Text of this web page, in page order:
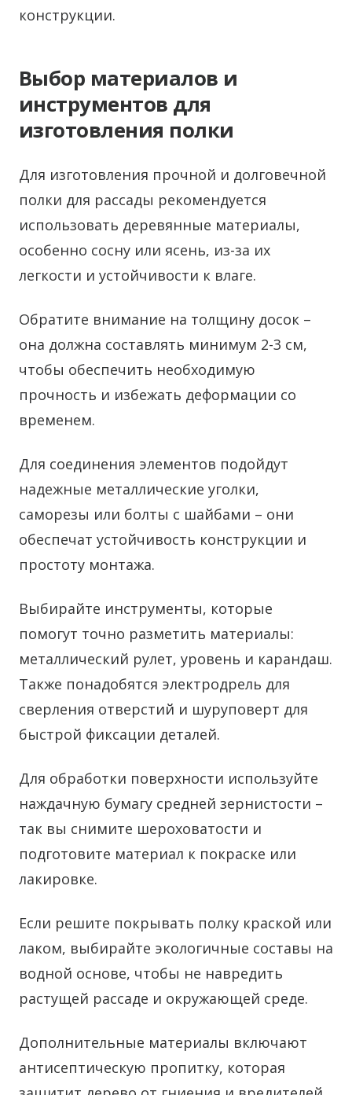
конструкции.
Выбор материалов и
инструментов для
изготовления полки
Для изготовления прочной и долговечной
полки для рассады рекомендуется
использовать деревянные материалы,
особенно сосну или ясень, из-за их
легкости и устойчивости к влаге.
Обратите внимание на толщину досок –
она должна составлять минимум 2-3 см,
чтобы обеспечить необходимую
прочность и избежать деформации со
временем.
Для соединения элементов подойдут
надежные металлические уголки,
саморезы или болты с шайбами – они
обеспечат устойчивость конструкции и
простоту монтажа.
Выбирайте инструменты, которые
помогут точно разметить материалы:
металлический рулет, уровень и карандаш.
Также понадобятся электродрель для
сверления отверстий и шуруповерт для
быстрой фиксации деталей.
Для обработки поверхности используйте
наждачную бумагу средней зернистости –
так вы снимите шероховатости и
подготовите материал к покраске или
лакировке.
Если решите покрывать полку краской или
лаком, выбирайте экологичные составы на
водной основе, чтобы не навредить
растущей рассаде и окружающей среде.
Дополнительные материалы включают
антисептическую пропитку, которая